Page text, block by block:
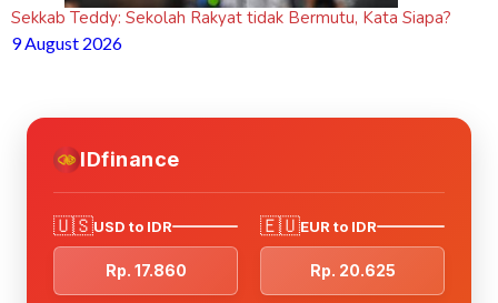
Sekkab Teddy: Sekolah Rakyat tidak Bermutu, Kata Siapa?
9 August 2026
IDfinance
🇺🇸USD to IDR
Rp. 17.860
🇪🇺EUR to IDR
Rp. 20.625